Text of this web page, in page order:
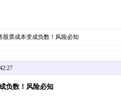
股票成本变成负数！风险必知
负数！风险必知